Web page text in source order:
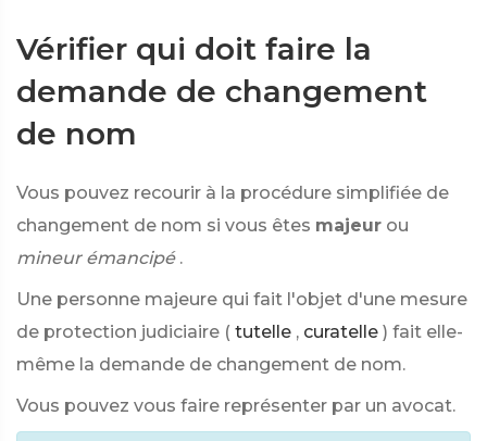
Vérifier qui doit faire la
demande de changement
de nom
Vous pouvez recourir à la procédure simplifiée de
changement de nom si vous êtes majeur ou
mineur émancipé .
Une personne majeure qui fait l'objet d'une mesure
de protection judiciaire ( tutelle , curatelle ) fait elle-
même la demande de changement de nom.
Vous pouvez vous faire représenter par un avocat.